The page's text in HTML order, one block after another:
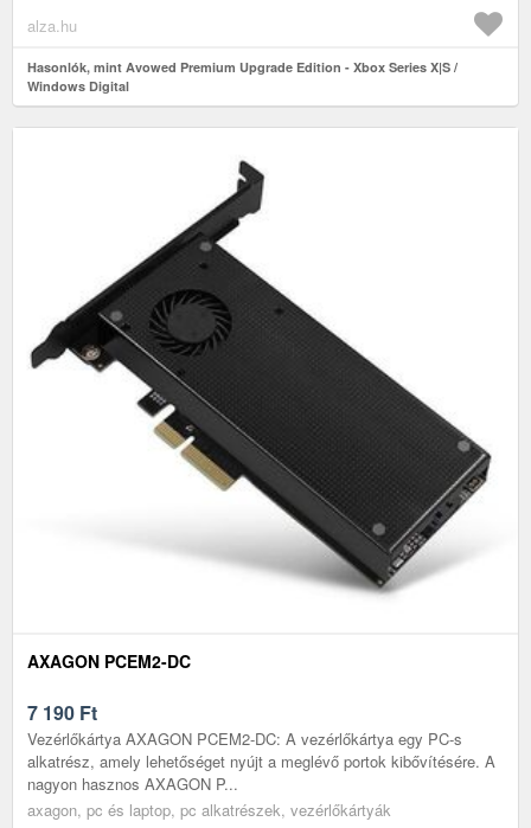
alza.hu
Hasonlók, mint Avowed Premium Upgrade Edition - Xbox Series X|S /
Windows Digital
AXAGON PCEM2-DC
7 190 Ft
Vezérlőkártya AXAGON PCEM2-DC: A vezérlőkártya egy PC-s
alkatrész, amely lehetőséget nyújt a meglévő portok kibővítésére. A
nagyon hasznos AXAGON P...
axagon, pc és laptop, pc alkatrészek, vezérlőkártyák